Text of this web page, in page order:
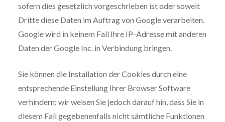
sofern dies gesetzlich vorgeschrieben ist oder soweit
Dritte diese Daten im Auftrag von Google verarbeiten.
Google wird in keinem Fall Ihre IP-Adresse mit anderen
Daten der Google Inc. in Verbindung bringen.
Sie können die Installation der Cookies durch eine
entsprechende Einstellung Ihrer Browser Software
verhindern; wir weisen Sie jedoch darauf hin, dass Sie in
diesem Fall gegebenenfalls nicht sämtliche Funktionen